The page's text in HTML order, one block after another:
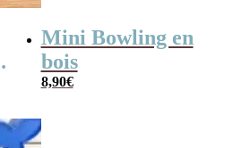
Mini Bowling en
bois
8,90€